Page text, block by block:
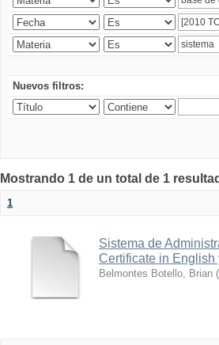
Nuevos filtros:
Mostrando 1 de un total de 1
1
Sistema de
Certificate in
Belmontes Botello, Brian (